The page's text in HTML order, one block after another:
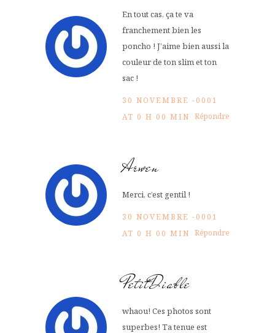
En tout cas, ça te va
franchement bien les
poncho ! J’aime bien aussi la
couleur de ton slim et ton
sac !
30 NOVEMBRE -0001
AT 0 H 00 MIN Répondre
Arwen
Merci, c’est gentil !
30 NOVEMBRE -0001
AT 0 H 00 MIN Répondre
PetitDiable
whaou! Ces photos sont
superbes! Ta tenue est